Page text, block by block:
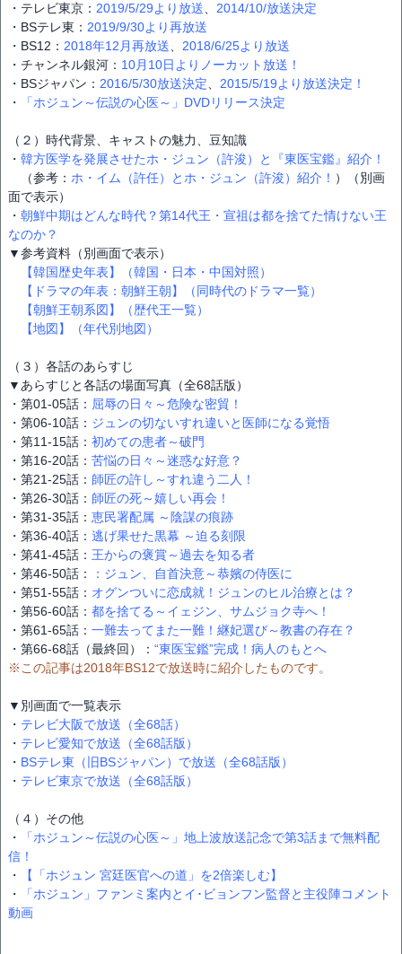
・テレビ東京： 2019/5/29より放送
2014/10/放送決定
・BSテレ東： 2019/9/30より再放送
・BS12： 2018年12月再放送
2018/6/25より放送
・チャンネル銀河： 10月10日よりノーカット放送！
・BSジャパン： 2016/5/30放送決定
2015/5/19より放送決定！
・
「ホジュン～伝説の心医～」DVDリリース決定
（２）時代背景、キャストの魅力、豆知識
・ 韓方医学を発展させたホ・ジュン（許浚）と『東医宝鑑』紹介！
（参考： ホ・イム（許任）とホ・ジュン（許浚）紹介！ ）（別画
面で表示）
・ 朝鮮中期はどんな時代？第14代王・宣祖は都を捨てた情けない王
なのか？
▼参考資料（別画面で表示）
【韓国歴史年表】（韓国・日本・中国対照）
【ドラマの年表：朝鮮王朝】（同時代のドラマ一覧）
【朝鮮王朝系図】（歴代王一覧）
【地図】（年代別地図）
（３）各話のあらすじ
▼あらすじと各話の場面写真（全68話版）
・第01-05話： 屈辱の日々～危険な密貿！
・第06-10話： ジュンの切ないすれ違いと医師になる覚悟
・第11-15話： 初めての患者～破門
・第16-20話： 苦悩の日々～迷惑な好意？
・第21-25話： 師匠の許し～すれ違う二人！
・第26-30話： 師匠の死～嬉しい再会！
・第31-35話： 恵民署配属 ～陰謀の痕跡
・第36-40話： 逃げ果せた黒幕 ～迫る刻限
・第41-45話： 王からの褒賞～過去を知る者
・第46-50話：
：ジュン、自首決意～恭嬪の侍医に
・第51-55話： オグンついに恋成就！ジュンのヒル治療とは？
・第56-60話： 都を捨てる～イェジン、サムジョク寺へ！
・第61-65話： 一難去ってまた一難！継妃選び～教書の存在？
・第66-68話（最終回）： “東医宝鑑”完成！病人のもとへ
※この記事は2018年BS12で放送時に紹介したものです。
▼別画面で一覧表示
・ テレビ大阪で放送（全68話）
・ テレビ愛知で放送（全68話版）
・ BSテレ東（旧BSジャパン）で放送（全68話版）
・ テレビ東京で放送（全68話版）
（４）その他
・
「ホジュン～伝説の心医～」地上波放送記念で第3話まで無料配
信！
・
【「ホジュン 宮廷医官への道」を2倍楽しむ】
・
「ホジュン」ファンミ案内とイ･ビョンフン監督と主役陣コメント
動画